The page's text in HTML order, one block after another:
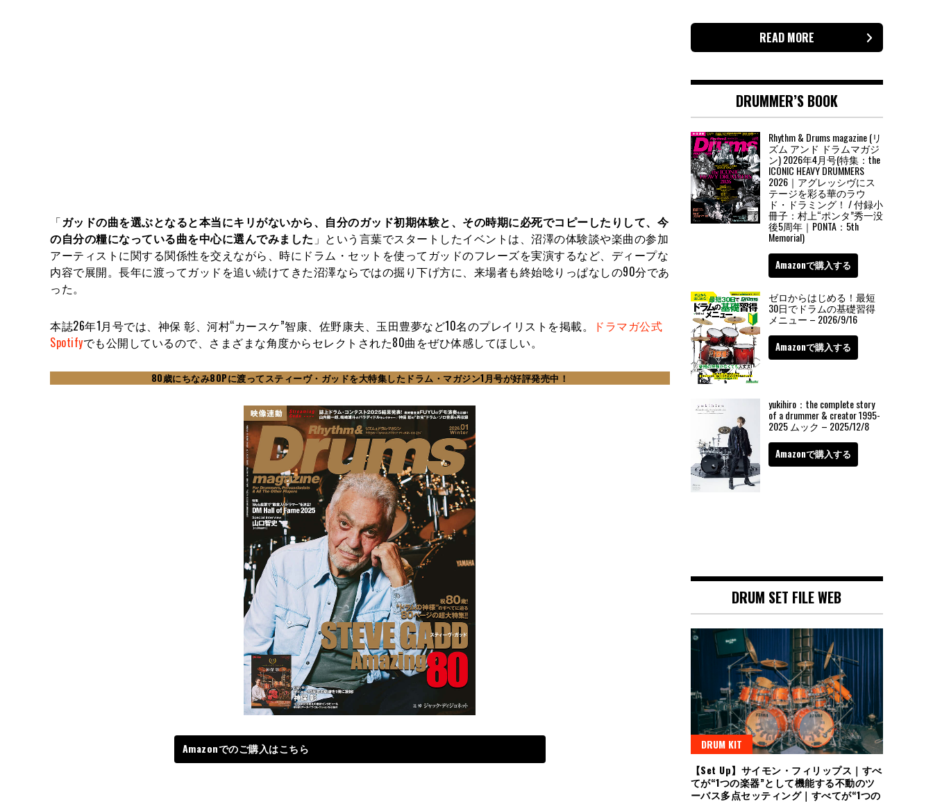
「ガッドの曲を選ぶとなると本当にキリがないから、自分のガッド初期体験と、その時期に必死でコピーしたりして、今
の自分の糧になっている曲を中心に選んでみました 」という言葉でスタートしたイベントは、沼澤の体験談や楽曲の参加
アーティストに関する関係性を交えながら、時にドラム・セットを使ってガッドのフレーズを実演するなど、ディープな
内容で展開。長年に渡ってガッドを追い続けてきた沼澤ならではの掘り下げ方に、来場者も終始唸りっぱなしの90分であ
った。
本誌26年1月号では、神保 彰、河村“カースケ”智康、佐野康夫、玉田豊夢など10名のプレイリストを掲載。
ドラマガ公式
Spotifyでも公開しているので、さまざまな角度からセレクトされた80曲をぜひ体感してほしい。
80歳にちなみ80Pに渡ってスティーヴ・ガッドを大特集したドラム・マガジン1月号が好評発売中！
Amazonでのご購入はこちら
READ MORE
DRUMMER’S BOOK
Rhythm & Drums magazine (リ
ズム アンド ドラムマガジ
ン) 2026年4月号(特集：the
ICONIC HEAVY DRUMMERS
2026｜アグレッシヴにス
テージを彩る華のラウ
ド・ドラミング！ / 付録小
冊子：村上“ポンタ”秀一没
後5周年｜PONTA：5th
Memorial)
Amazonで購入する
ゼロからはじめる！最短
30日でドラムの基礎習得
メニュー – 2026/9/16
Amazonで購入する
yukihiro：the complete story
of a drummer & creator 1995-
2025 ムック – 2025/12/8
Amazonで購入する
DRUM SET FILE WEB
DRUM KIT
【Set Up】サイモン・フィリップス｜すべ
てが“1つの楽器”として機能する不動のツ
ーバス多点セッティング｜すべてが“1つの